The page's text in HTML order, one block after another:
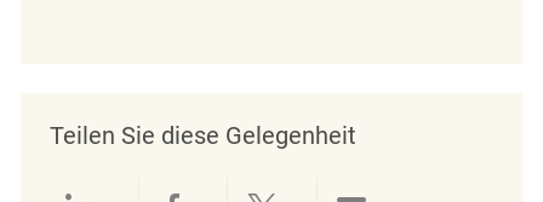
Teilen Sie diese Gelegenheit